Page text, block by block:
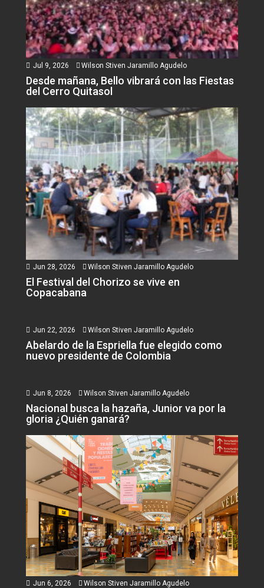
Jul 9, 2026 Wilson Stiven Jaramillo Agudelo
Desde mañana, Bello vibrará con las Fiestas
del Cerro Quitasol
Jun 28, 2026 Wilson Stiven Jaramillo Agudelo
El Festival del Chorizo se vive en
Copacabana
Jun 22, 2026 Wilson Stiven Jaramillo Agudelo
Abelardo de la Espriella fue elegido como
nuevo presidente de Colombia
Jun 8, 2026 Wilson Stiven Jaramillo Agudelo
Nacional busca la hazaña, Junior va por la
gloria ¿Quién ganará?
Jun 6, 2026 Wilson Stiven Jaramillo Agudelo